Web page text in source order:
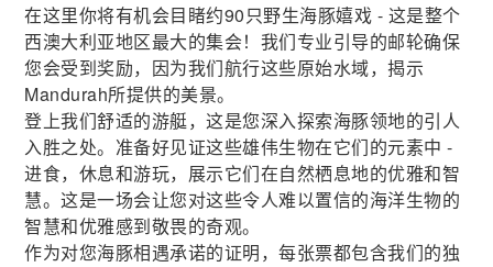
在这里你将有机会目睹约90只野生海豚嬉戏 - 这是整个
西澳大利亚地区最大的集会！我们专业引导的邮轮确保
您会受到奖励，因为我们航行这些原始水域，揭示
Mandurah所提供的美景。
登上我们舒适的游艇，这是您深入探索海豚领地的引人
入胜之处。准备好见证这些雄伟生物在它们的元素中 -
进食，休息和游玩，展示它们在自然栖息地的优雅和智
慧。这是一场会让您对这些令人难以置信的海洋生物的
智慧和优雅感到敬畏的奇观。
作为对您海豚相遇承诺的证明，每张票都包含我们的独